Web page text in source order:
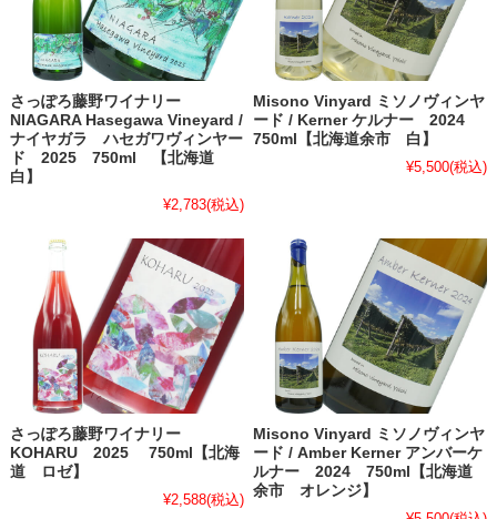
さっぽろ藤野ワイナリー
NIAGARA Hasegawa Vineyard /
ナイヤガラ ハセガワヴィンヤー
ド 2025 750ml 【北海道
白】
¥2,783(税込)
Misono Vinyard ミソノヴィンヤ
ード / Kerner ケルナー 2024
750ml【北海道余市 白】
¥5,500(税込)
さっぽろ藤野ワイナリー
KOHARU 2025 750ml【北海
道 ロゼ】
¥2,588(税込)
Misono Vinyard ミソノヴィンヤ
ード / Amber Kerner アンバーケ
ルナー 2024 750ml【北海道
余市 オレンジ】